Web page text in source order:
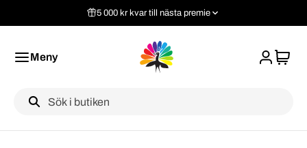
5 000 kr kvar till nästa premie
Meny
Label